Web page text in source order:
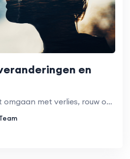
en
Strategieën voor het omgaan met verlies, rouw of grote veranderingen in uw leven.